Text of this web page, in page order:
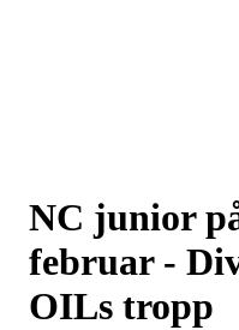
NC junior
februar -
OILs tropp